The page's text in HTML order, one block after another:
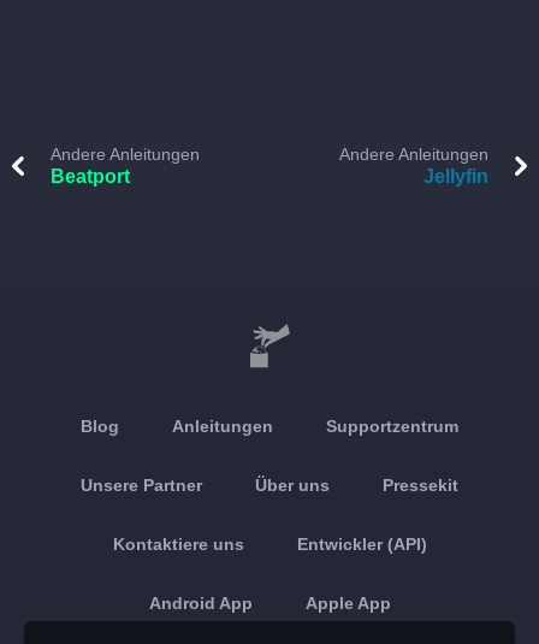
Andere Anleitungen
Beatport
Andere Anleitungen
Jellyfin
Blog Anleitungen Supportzentrum
Unsere Partner Über uns Pressekit
Kontaktiere uns Entwickler (API)
Android App Apple App